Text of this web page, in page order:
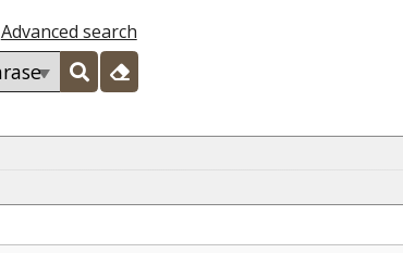
Advanced search